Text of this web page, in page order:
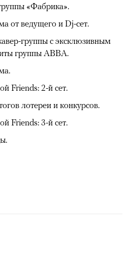
«Фабрика».
от ведущего и Dj-сет.
группы с эксклюзивным
группы ABBA.
Friends: 2-й сет.
лотереи и конкурсов.
Friends: 3-й сет.